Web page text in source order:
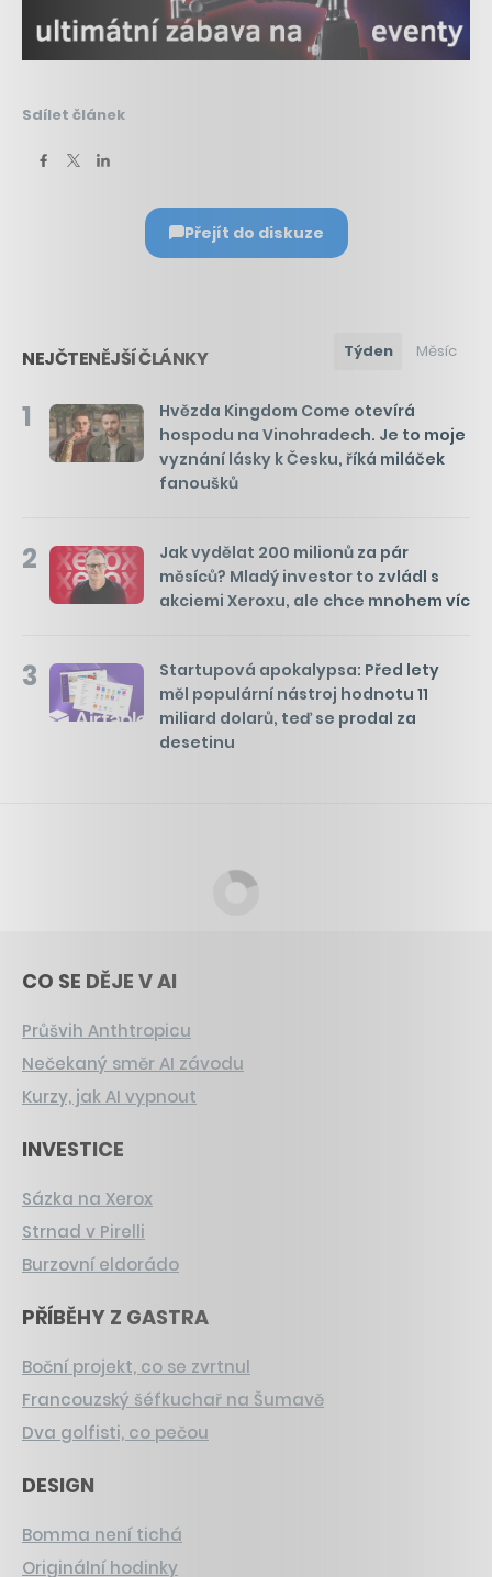
Sdílet článek
Přejít do diskuze
NEJČTENĚJŠÍ ČLÁNKY Týden Měsíc
1
Hvězda Kingdom Come otevírá
hospodu na Vinohradech. Je to moje
vyznání lásky k Česku, říká miláček
fanoušků
2
Jak vydělat 200 milionů za pár
měsíců? Mladý investor to zvládl s
akciemi Xeroxu, ale chce mnohem víc
3
Startupová apokalypsa: Před lety
měl populární nástroj hodnotu 11
miliard dolarů, teď se prodal za
desetinu
CO SE DĚJE V AI
Průšvih Anthtropicu
Nečekaný směr AI závodu
Kurzy, jak AI vypnout
INVESTICE
Sázka na Xerox
Strnad v Pirelli
Burzovní eldorádo
PŘÍBĚHY Z GASTRA
Boční projekt, co se zvrtnul
Francouzský šéfkuchař na Šumavě
Dva golfisti, co pečou
DESIGN
Bomma není tichá
Originální hodinky